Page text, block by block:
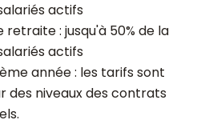
actifs
retraite : jusqu'à 50% de la
actifs
année : les tarifs sont
des niveaux des contrats